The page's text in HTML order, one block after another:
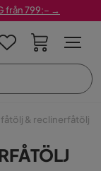
från 799:– →
& reclinerfåtölj